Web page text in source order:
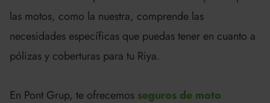
las motos, como la nuestra, comprende las
necesidades específicas que puedas tener en cuanto a
pólizas y coberturas para tu Riya.
En Pont Grup, te ofrecemos seguros de moto